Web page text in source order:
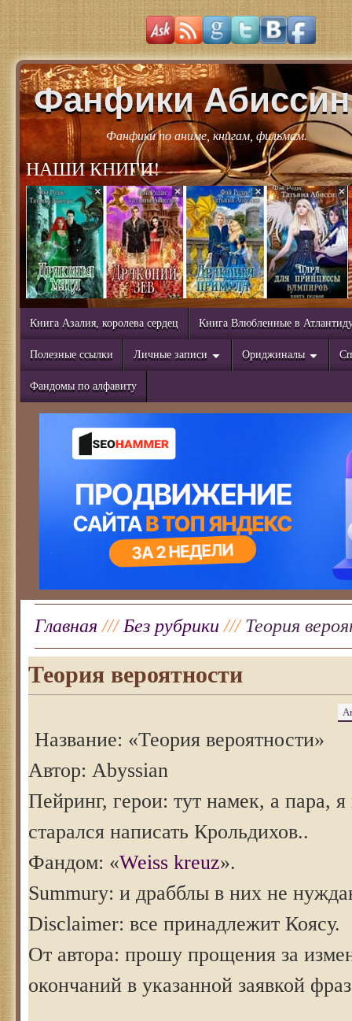
Фанфики Абиссин
Фанфики по аниме, книгам, фильмам.
НАШИ КНИГИ!
Книга Азалия, королева сердец Книга Влюбленные в
Полезные ссылки Личные записи Ориджиналы
Фандомы по алфавиту
Главная /// Без рубрики ///Теория
Теория вероятности
Название: «Теория вероятности»
Автор: Abyssian
Пейринг, герои: тут намек, а пара, я
старался написать Крольдихов..
Фандом: «Weiss kreuz».
Summury: и драбблы в них не
Disclaimer: все принадлежит Коясу.
От автора: прошу прощения за
окончаний в указанной заявкой